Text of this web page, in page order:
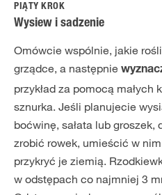
PIĄTY KROK
Wysiew i sadzenie
Omówcie wspólnie, jakie
grządce, a następnie
przykład za pomocą małych
sznurka. Jeśli planujecie
boćwinę, sałata lub
zrobić rowek, umieścić w
przykryć je ziemią.
w odstępach co najmniej 3